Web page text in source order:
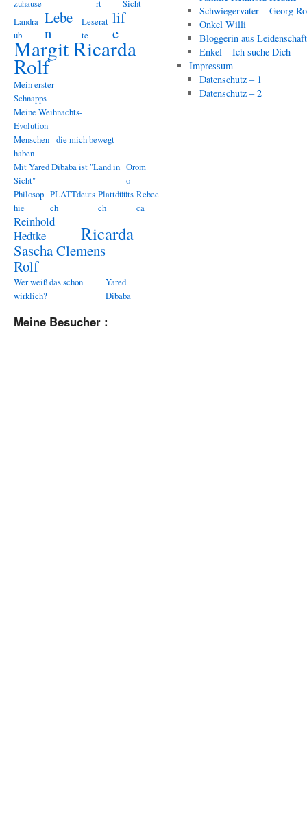
zuhause rt
Sicht
Landra
ub
Lebe
n
Leserat
te
lif
e
Margit Ricarda
Rolf
Mein erster
Schnapps
Meine Weihnachts-
Evolution
Menschen - die mich bewegt
haben
Mit Yared Dibaba ist "Land in
Sicht"
Orom
o
Philosop
hie
PLATTdeuts
ch
Plattdüüts
ch
Rebec
ca
Reinhold
Hedtke
Ricarda
Sascha Clemens
Rolf
Wer weiß das schon
wirklich?
Yared
Dibaba
Meine Besucher :
Schwiegervater – Georg
Onkel Willi
Bloggerin aus Leidenschaft
Enkel – Ich suche Dich
Impressum
Datenschutz – 1
Datenschutz – 2